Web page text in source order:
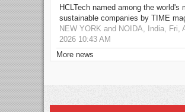
HCLTech named among the world's
sustainable companies by TIME
NEW YORK and NOIDA, India, Fri,
2026 10:43 AM
More news